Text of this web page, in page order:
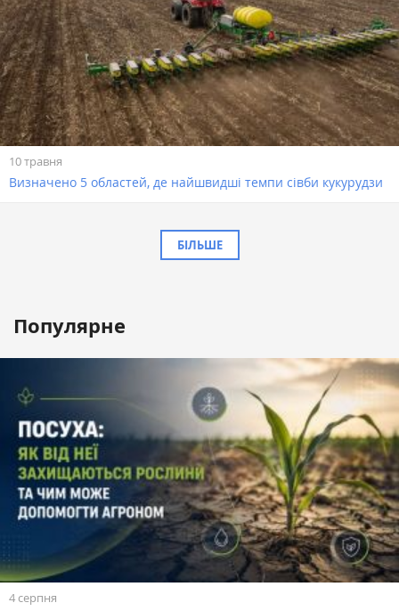
10 травня
Визначено 5 областей, де найшвидші темпи сівби кукурудзи
БІЛЬШЕ
Популярне
4 серпня